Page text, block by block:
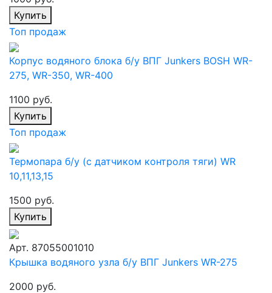
Купить
Топ продаж
Корпус водяного блока б/у ВПГ Junkers BOSH WR-
275, WR-350, WR-400
1100 руб.
Купить
Топ продаж
Термопара б/у (с датчиком контроля тяги) WR
10,11,13,15
1500 руб.
Купить
Арт. 87055001010
Крышка водяного узла б/у ВПГ Junkers WR-275
2000 руб.